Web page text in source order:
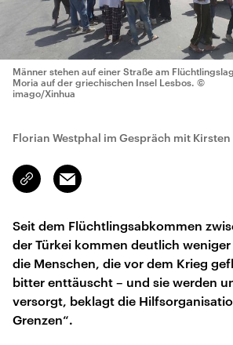
Männer stehen auf einer Straße am
Moria auf der griechischen Insel Lesbos. ©
imago/Xinhua
Florian Westphal im Gespräch mit Kirsten
Link
kopieren/teilen
Email
Seit dem Flüchtlingsabkommen
der Türkei kommen deutlich
die Menschen, die vor dem Krieg
bitter enttäuscht – und sie werden
versorgt, beklagt die
Grenzen“.